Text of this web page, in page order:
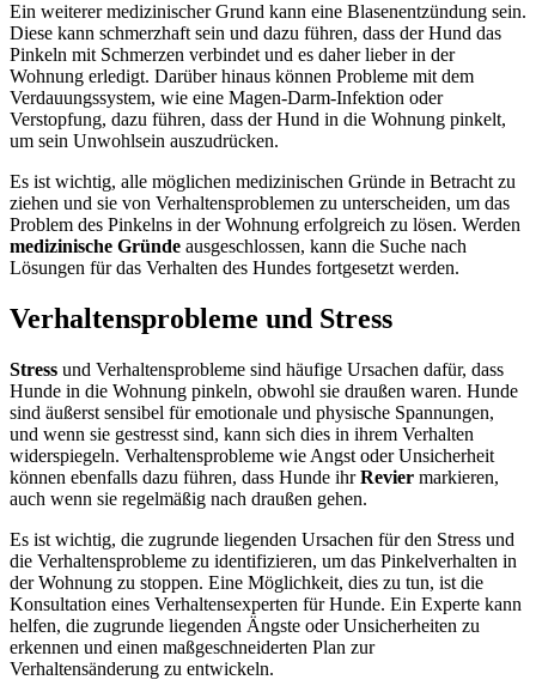
Ein weiterer medizinischer Grund kann eine Blasenentzündung sein.
Diese kann schmerzhaft sein und dazu führen, dass der Hund das
Pinkeln mit Schmerzen verbindet und es daher lieber in der
Wohnung erledigt. Darüber hinaus können Probleme mit dem
Verdauungssystem, wie eine Magen-Darm-Infektion oder
Verstopfung, dazu führen, dass der Hund in die Wohnung pinkelt,
um sein Unwohlsein auszudrücken.
Es ist wichtig, alle möglichen medizinischen Gründe in Betracht zu
ziehen und sie von Verhaltensproblemen zu unterscheiden, um das
Problem des Pinkelns in der Wohnung erfolgreich zu lösen. Werden
medizinische Gründe ausgeschlossen, kann die Suche nach
Lösungen für das Verhalten des Hundes fortgesetzt werden.
Verhaltensprobleme und Stress
Stress und Verhaltensprobleme sind häufige Ursachen dafür, dass
Hunde in die Wohnung pinkeln, obwohl sie draußen waren. Hunde
sind äußerst sensibel für emotionale und physische Spannungen,
und wenn sie gestresst sind, kann sich dies in ihrem Verhalten
widerspiegeln. Verhaltensprobleme wie Angst oder Unsicherheit
können ebenfalls dazu führen, dass Hunde ihrRevier markieren,
auch wenn sie regelmäßig nach draußen gehen.
Es ist wichtig, die zugrunde liegenden Ursachen für den Stress und
die Verhaltensprobleme zu identifizieren, um das Pinkelverhalten in
der Wohnung zu stoppen. Eine Möglichkeit, dies zu tun, ist die
Konsultation eines Verhaltensexperten für Hunde. Ein Experte kann
helfen, die zugrunde liegenden Ängste oder Unsicherheiten zu
erkennen und einen maßgeschneiderten Plan zur
Verhaltensänderung zu entwickeln.